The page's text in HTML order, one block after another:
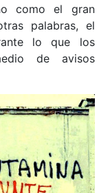
como el gran
palabras, el
lo que los
de avisos